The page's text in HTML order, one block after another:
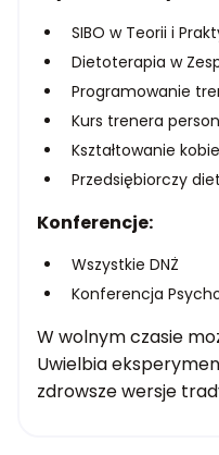
SIBO w Teorii i
Dietoterapia w
Programowanie
Kurs trenera
Kształtowanie
Przedsiębiorczy
Konferencje:
Wszystkie DNŻ
Konferencja
W wolnym czasie
Uwielbia
zdrowsze wersje